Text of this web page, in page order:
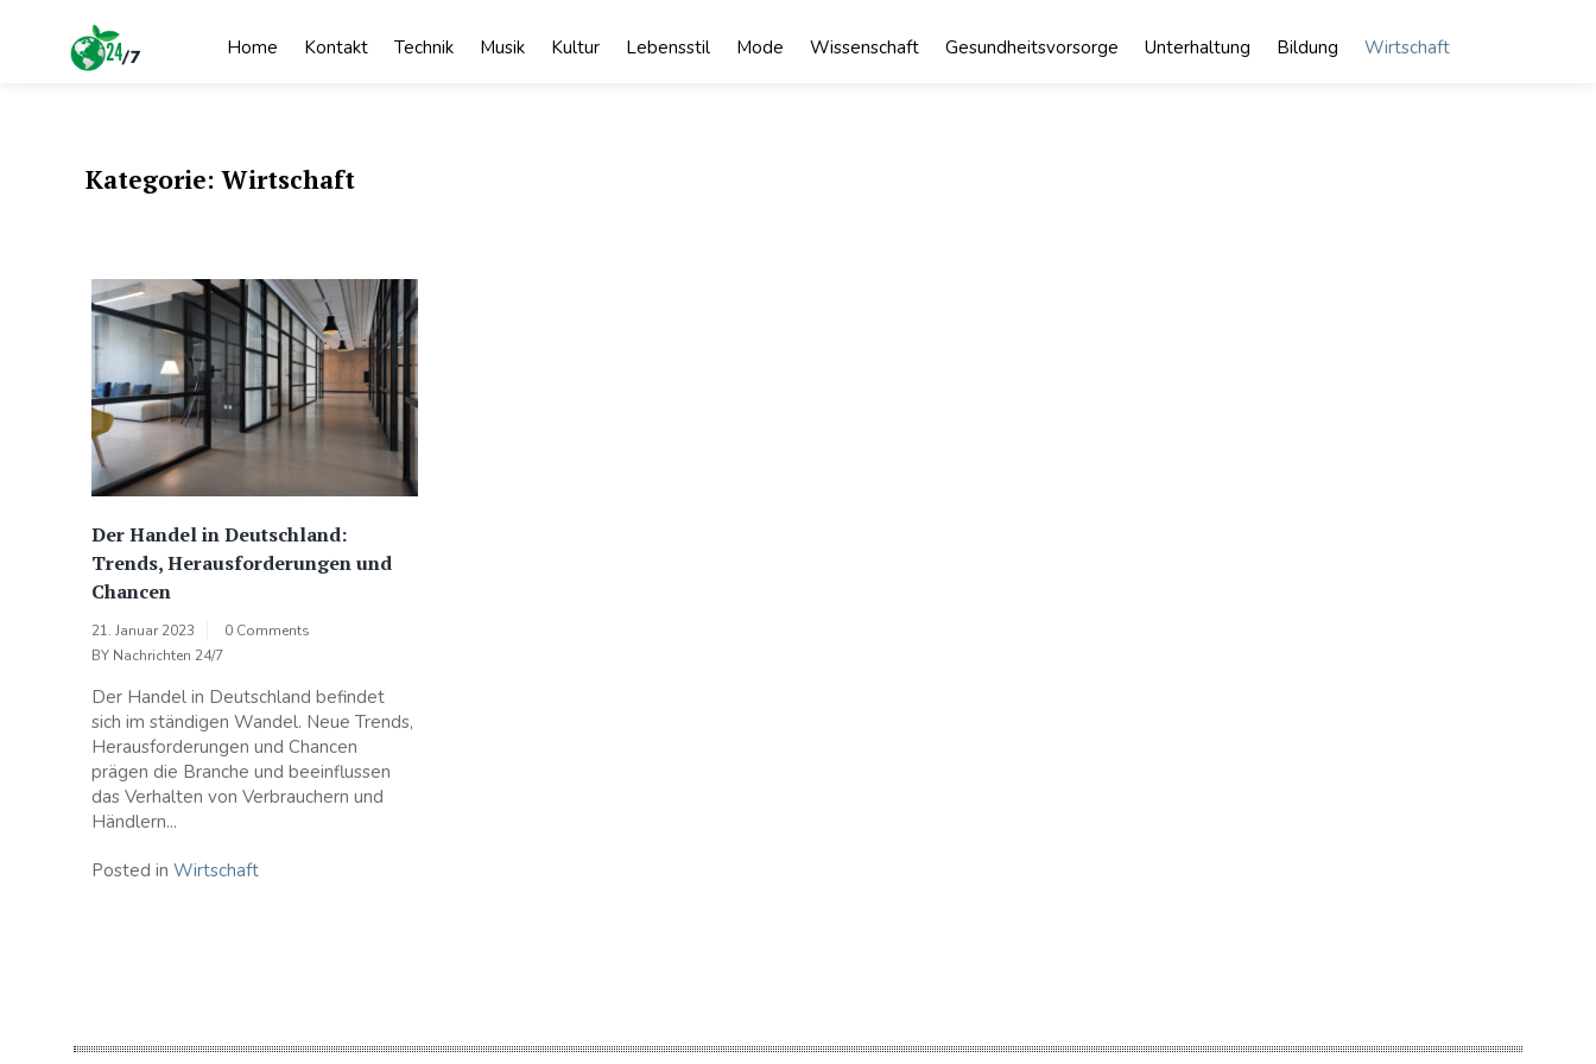
Home Kontakt Technik Musik Kultur Lebensstil Mode Wissenschaft Gesundheitsvorsorge Unterhaltung Bildung Wirtschaft
Kategorie:Wirtschaft
Der Handel in Deutschland:
Trends, Herausforderungen und
Chancen
21. Januar 2023
0 Comments
BY Nachrichten 24/7
Der Handel in Deutschland befindet
sich im ständigen Wandel. Neue Trends,
Herausforderungen und Chancen
prägen die Branche und beeinflussen
das Verhalten von Verbrauchern und
Händlern...
Posted in Wirtschaft